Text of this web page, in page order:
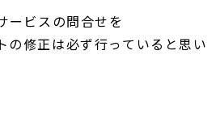
ービスの問合せを
の修正は必ず行っていると思い